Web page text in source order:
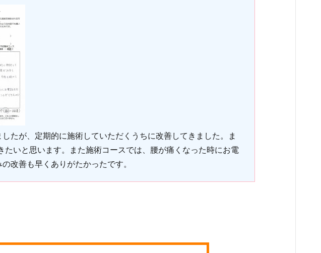
たが、定期的に施術していただくうちに改善してきました。ま
いと思います。また施術コースでは、腰が痛くなった時にお電
改善も早くありがたかったです。